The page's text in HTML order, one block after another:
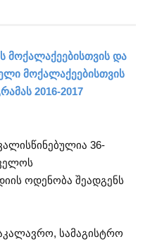
მოქალაქეებისთვის და
მოქალაქეებისთვის
2016-2017
36-
ოდენობა შეადგენს
სამაგისტრო